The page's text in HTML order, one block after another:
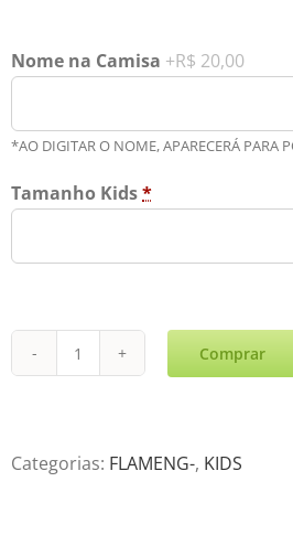
Nome na Camisa +R$ 20,00
*AO DIGITAR O NOME, APARECERÁ PARA
Tamanho Kids*
Flamen-
23-
Comprar
Categorias: FLAMENG-, KIDS